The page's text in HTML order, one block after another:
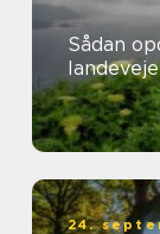
Sådan
landeveje
24.